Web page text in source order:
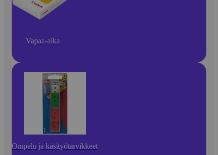
Vapaa-aika
Ompelu ja käsityötarvikkeet